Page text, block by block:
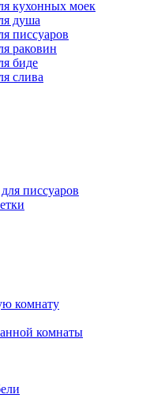
кухонных моек
душа
писсуаров
раковин
биде
слива
писсуаров
комнату
комнаты